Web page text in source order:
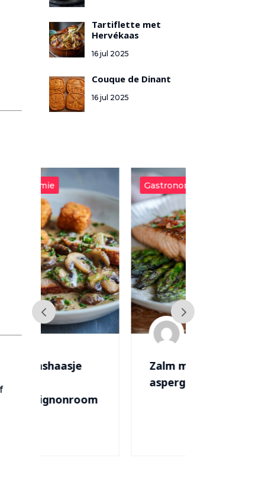
Tartiflette met
Hervékaas
16 jul 2025
Couque de Dinant
16 jul 2025
Gastronomie
Zalm met